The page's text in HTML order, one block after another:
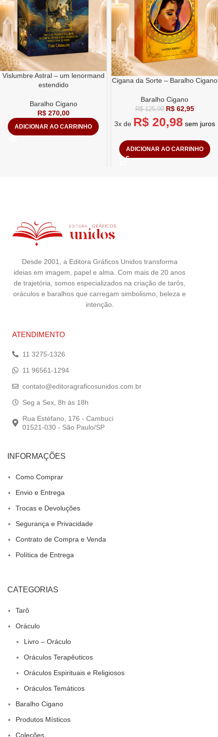
Vislumbre Astral – um lenormand
estendido
Baralho Cigano
R$270,00
ADICIONAR AO CARRINHO
Cigana da Sorte – Baralho Cigano
Baralho Cigano
R$125,90 R$62,95
3x de R$20,98 sem juros
ADICIONAR AO CARRINHO
Desde 2001, a Editora Gráficos Unidos transforma
ideias em imagem, papel e alma. Com mais de 20 anos
de trajetória, somos especializados na criação de tarôs,
oráculos e baralhos que carregam simbolismo, beleza e
intenção.
ATENDIMENTO
11 3275-1326
11 96561-1294
contato@editoragraficosunidos.com.br
Seg a Sex, 8h às 18h
Rua Estéfano, 176 - Cambuci
01521-030 - São Paulo/SP
INFORMAÇÕES
Como Comprar
Envio e Entrega
Trocas e Devoluções
Segurança e Privacidade
Contrato de Compra e Venda
Política de Entrega
CATEGORIAS
Tarô
Oráculo
Livro – Oráculo
Oráculos Terapêuticos
Oráculos Espirituais e Religiosos
Oráculos Temáticos
Baralho Cigano
Produtos Místicos
Coleções